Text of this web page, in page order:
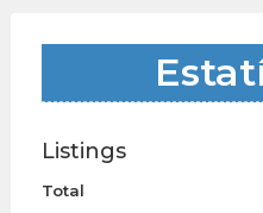
Listings
Total